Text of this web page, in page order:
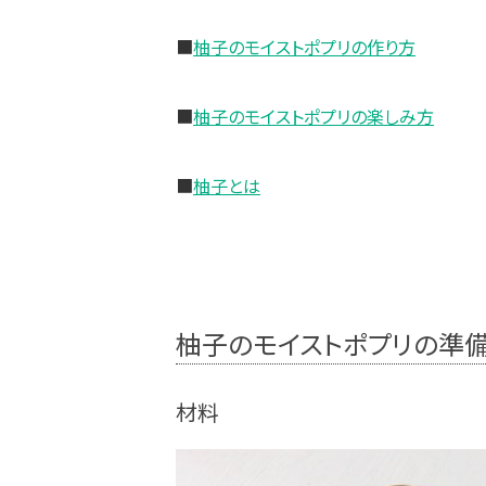
■柚子のモイストポプリの作り方
■柚子のモイストポプリの楽しみ方
■柚子とは
柚子のモイストポプリの準
材料